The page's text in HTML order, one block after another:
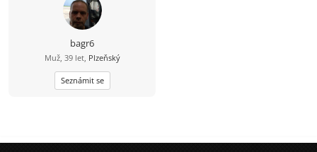
bagr6
Muž, 39 let, Plzeňský
Seznámit se